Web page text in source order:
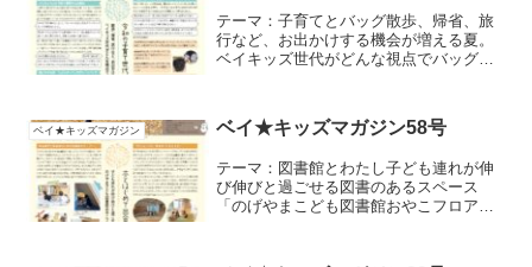
テーマ：子育てとバッグ散歩、帰省、旅
行など、お出かけする機会が増える夏。
ベイキッズ世代がどんな視点でバッグを
ベイ★キッズマガジン ベイ★キッズマガジン58号
テーマ：図書館とわたし子ども連れが伸
び伸びと過ごせる図書のあるスペース
「のげやまこども図書館おやこフロア」